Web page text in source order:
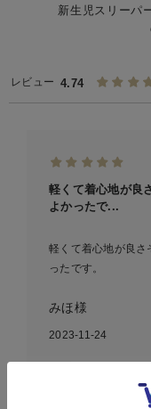
新生児スリーパ
レビュー 4.74
軽くて着心地が良
よかったで...
軽くて着心地が良さ
ったです。
みほ様
2023-11-24